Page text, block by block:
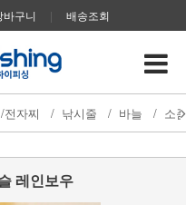
바구니 | 배송조회
전자찌 / 낚시줄 / 바늘 / 소
레인보우